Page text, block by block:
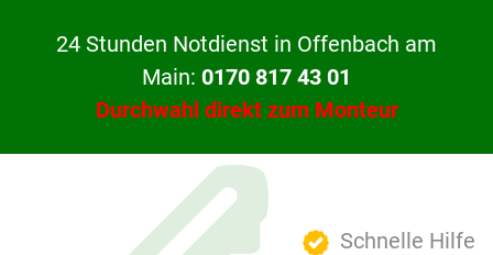
24 Stunden Notdienst in Offenbach am
Main: 0170 817 43 01
Durchwahl direkt zum Monteur
Schnelle Hilfe